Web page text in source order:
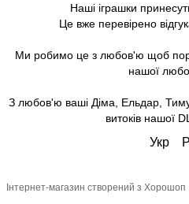
Наші іграшки
Це вже перевірено
Ми робимо це з любов'ю щоб
нашої
З любов'ю ваші Діма, Ельдар,
витоків нашої
Укр
Інтернет-магазин створений з Хорошоп